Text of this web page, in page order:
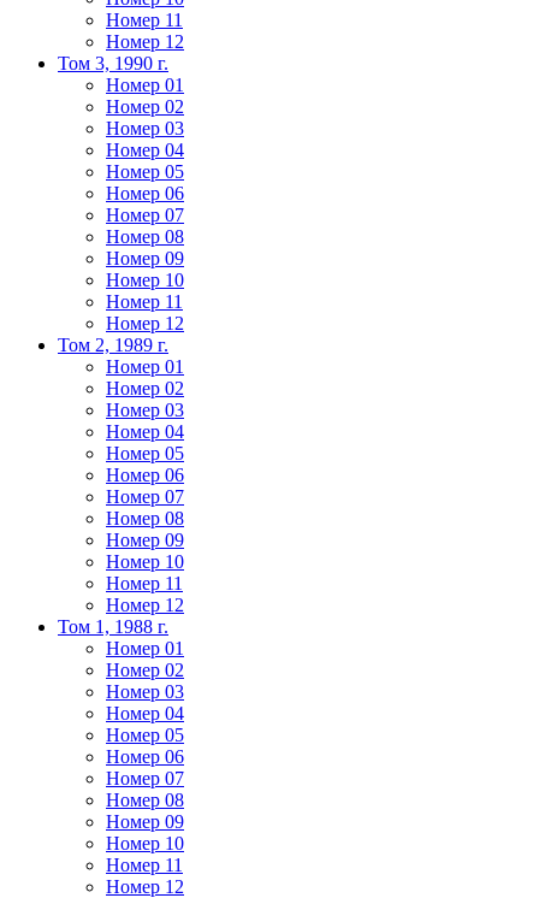
Номер 11
Номер 12
Том 3, 1990 г.
Номер 01
Номер 02
Номер 03
Номер 04
Номер 05
Номер 06
Номер 07
Номер 08
Номер 09
Номер 10
Номер 11
Номер 12
Том 2, 1989 г.
Номер 01
Номер 02
Номер 03
Номер 04
Номер 05
Номер 06
Номер 07
Номер 08
Номер 09
Номер 10
Номер 11
Номер 12
Том 1, 1988 г.
Номер 01
Номер 02
Номер 03
Номер 04
Номер 05
Номер 06
Номер 07
Номер 08
Номер 09
Номер 10
Номер 11
Номер 12